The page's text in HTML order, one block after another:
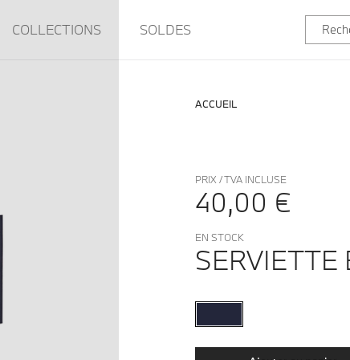
COLLECTIONS SOLDES
ACCUEIL
PRIX / TVA INCLUSE
40,00 €
EN STOCK
SERVIETTE